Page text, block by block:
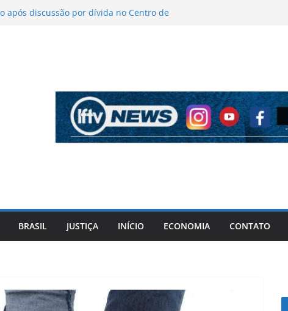
após discussão por dívida no Centro de
a tiros após criminosos invadirem
BRASIL JUSTIÇA INÍCIO ECONOMIA CONTATO